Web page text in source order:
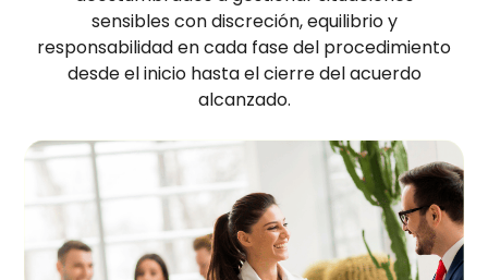
sensibles con discreción, equilibrio y
responsabilidad en cada fase del procedimiento
desde el inicio hasta el cierre del acuerdo
alcanzado.